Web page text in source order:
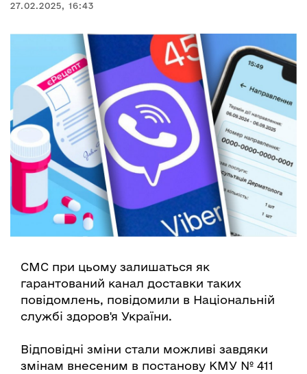
27.02.2025, 16:43
СМС при цьому залишаться як
гарантований канал доставки таких
повідомлень, повідомили в Національній
службі здоров'я України.
Відповідні зміни стали можливі завдяки
змінам внесеним в постанову КМУ № 411